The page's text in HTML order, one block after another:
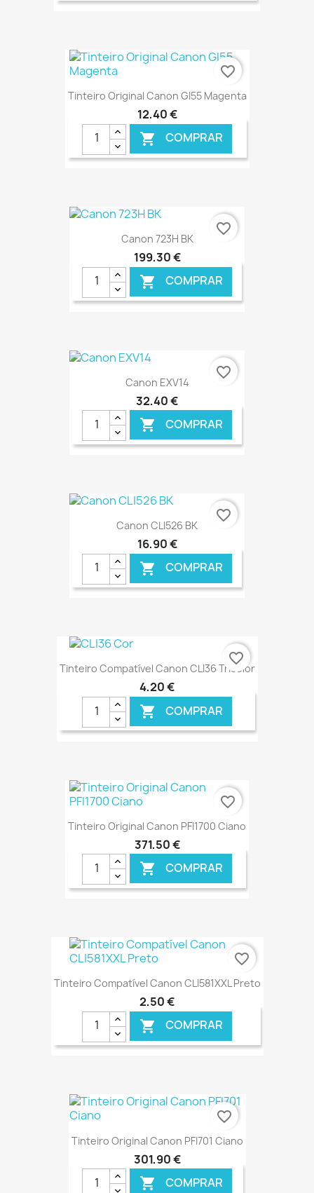
€ ONLINE
Tinteiro Original Canon GI55 Magenta
12,40 €
 COMPRAR
favorite_border
Canon 723H BK
199,30 €
 COMPRAR
€ ONLINE
favorite_border
Canon EXV14
32,40 €
 COMPRAR
€ ONLINE
favorite_border
Canon CLI526 BK
16,90 €
 COMPRAR
€ ONLINE
favorite_border
Tinteiro Compatível Canon CLI36 Tricolor
4,20 €
 COMPRAR
€ ONLINE
favorite_border
Tinteiro Original Canon PFI1700 Ciano
371,50 €
 COMPRAR
favorite_border
Tinteiro Compatível Canon CLI581XXL Preto
2,50 €
 COMPRAR
€ ONLINE
favorite_border
Tinteiro Original Canon PFI701 Ciano
301,90 €
 COMPRAR
favorite_border